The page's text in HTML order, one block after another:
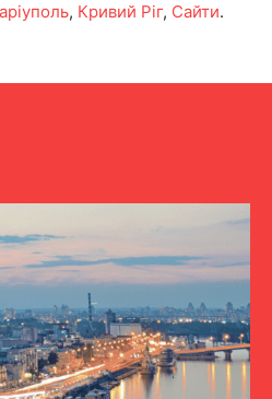
, Кривий Ріг, Сайти.